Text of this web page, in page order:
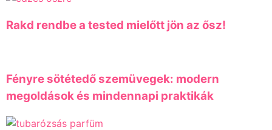
Rakd rendbe a tested mielőtt jön az ősz!
Fényre sötétedő szemüvegek: modern
megoldások és mindennapi praktikák